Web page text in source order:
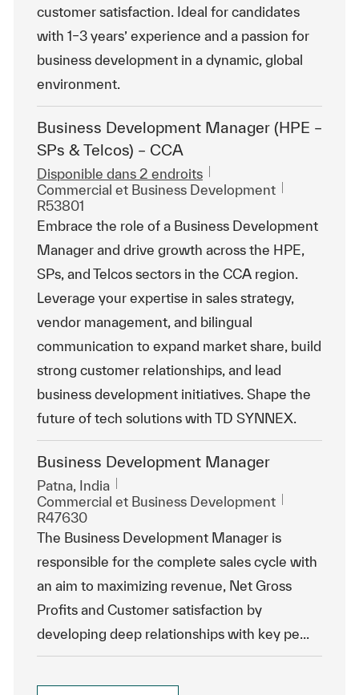
customer satisfaction. Ideal for candidates
with 1–3 years’ experience and a passion for
business development in a dynamic, global
environment.
Business Development Manager (HPE –
SPs & Telcos) – CCA
Disponible dans 2 endroits
Catégorie
Commercial et Business Development
R53801
Embrace the role of a Business Development
Manager and drive growth across the HPE,
SPs, and Telcos sectors in the CCA region.
Leverage your expertise in sales strategy,
vendor management, and bilingual
communication to expand market share, build
strong customer relationships, and lead
business development initiatives. Shape the
future of tech solutions with TD SYNNEX.
Business Development Manager
Emplacement
Patna, India
Catégorie
Commercial et Business Development
R47630
The Business Development Manager is
responsible for the complete sales cycle with
an aim to maximizing revenue, Net Gross
Profits and Customer satisfaction by
developing deep relationships with key pe...